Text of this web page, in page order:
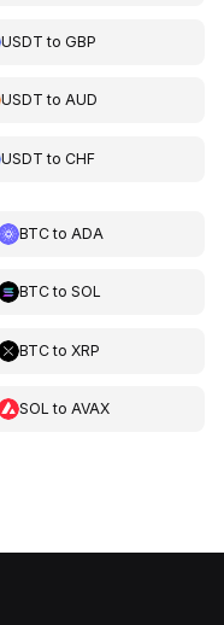
USDT toGBP
USDT toAUD
USDT toCHF
BTCto ADA
BTCto SOL
BTCto XRP
SOL to AVAX